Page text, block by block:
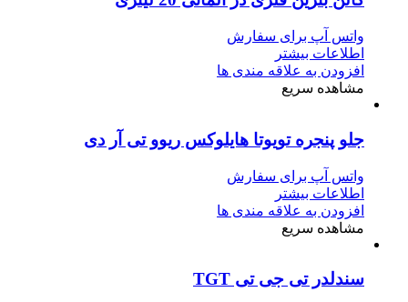
واتس آپ برای سفارش
اطلاعات بیشتر
افزودن به علاقه مندی ها
مشاهده سریع
جلو پنجره تویوتا هایلوکس ریوو تی آر دی
واتس آپ برای سفارش
اطلاعات بیشتر
افزودن به علاقه مندی ها
مشاهده سریع
سندلدر تی جی تی TGT